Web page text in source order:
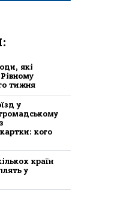
які
тижня
у
кого
країн
у